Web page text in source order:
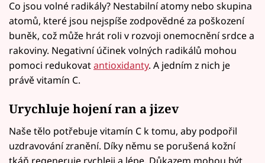
Co jsou volné radikály? Nestabilní atomy nebo skupina
atomů, které jsou nejspíše zodpovědné za poškození
buněk, což může hrát roli v rozvoji onemocnění srdce a
rakoviny. Negativní účinek volných radikálů mohou
pomoci redukovatantioxidanty. A jedním z nich je
právě vitamín C.
Urychluje hojení ran a jizev
Naše tělo potřebuje vitamín C k tomu, aby podpořil
uzdravování zranění. Díky němu se porušená kožní